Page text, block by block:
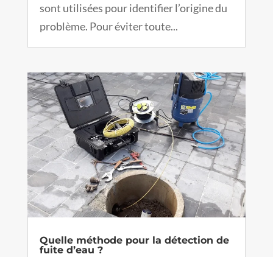
sont utilisées pour identifier l’origine du
problème. Pour éviter toute...
Quelle méthode pour la détection de
fuite d’eau ?